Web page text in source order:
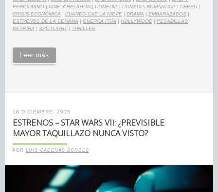
PERIODISMO | CINE Y RELIGIÓN | COMEDIA | COMEDIA ROMÁNTICA | CREED |
CRISIS ECONÓMICA | CUANDO CAE LA NIEVE | DRAMA | EMBARAZADOS |
ESTRENOS DE LA SEMANA | GUERRA FRÍA | HOLLYWOOD | PESADILLAS |
RESPIRA | SPOTLIGHT| THRILLER
Leer más
18 DICIEMBRE, 2015
ESTRENOS – STAR WARS VII: ¿PREVISIBLE
MAYOR TAQUILLAZO NUNCA VISTO?
POR LUIS CADENAS BORGES